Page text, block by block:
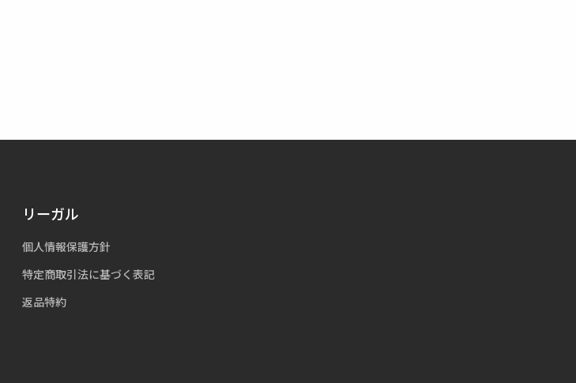
リーガル
個人情報保護方針
特定商取引法に基づく表記
返品特約